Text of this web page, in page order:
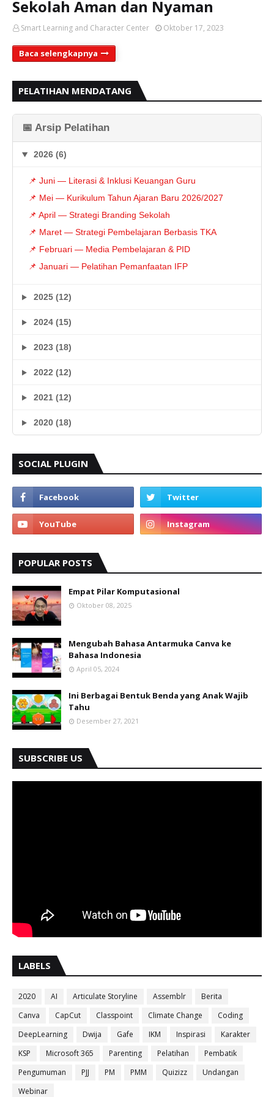
Sekolah Aman dan Nyaman
Smart Learning and Character Center Oktober 17, 2023
Baca selengkapnya
PELATIHAN MENDATANG
📅 Arsip Pelatihan
2026 (6)
📌 Juni — Literasi & Inklusi Keuangan Guru
📌 Mei — Kurikulum Tahun Ajaran Baru 2026/2027
📌 April — Strategi Branding Sekolah
📌 Maret — Strategi Pembelajaran Berbasis TKA
📌 Februari — Media Pembelajaran & PID
📌 Januari — Pelatihan Pemanfaatan IFP
2025 (12)
2024 (15)
2023 (18)
2022 (12)
2021 (12)
2020 (18)
SOCIAL PLUGIN
POPULAR POSTS
Empat Pilar Komputasional
Oktober 08, 2025
Mengubah Bahasa Antarmuka Canva ke
Bahasa Indonesia
April 05, 2024
Ini Berbagai Bentuk Benda yang Anak Wajib
Tahu
Desember 27, 2021
SUBSCRIBE US
LABELS
2020 AI Articulate Storyline Assemblr
Berita
Canva
CapCut Classpoint Climate Change
Coding
DeepLearning
Dwija Gafe IKM Inspirasi
Karakter
KSP
Microsoft 365 Parenting Pelatihan
Pembatik
Pengumuman
PJJ PM PMM Quizizz
Undangan
Webinar